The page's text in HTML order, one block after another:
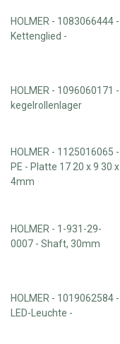
HOLMER - 1083066444 -
Kettenglied -
HOLMER - 1096060171 -
kegelrollenlager
HOLMER - 1125016065 -
PE - Platte 17 20 x 9 30 x
4mm
HOLMER - 1-931-29-
0007 - Shaft, 30mm
HOLMER - 1019062584 -
LED-Leuchte -